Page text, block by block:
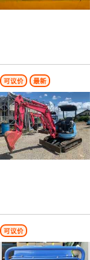
可议价 最新
可议价